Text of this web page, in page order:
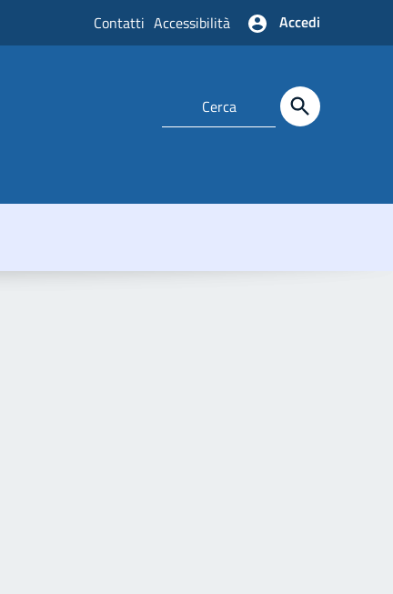
Contatti Accessibilità Accedi